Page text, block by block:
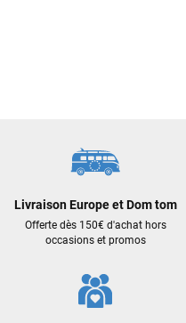
Livraison Europe et Dom tom
Offerte dès 150€ d'achat hors
occasions et promos
Des conseils (par
qualité : c'est toujours un
Sébastien BACHELIER
m'ont trouvé une pépite à
Excellent conseil excellent